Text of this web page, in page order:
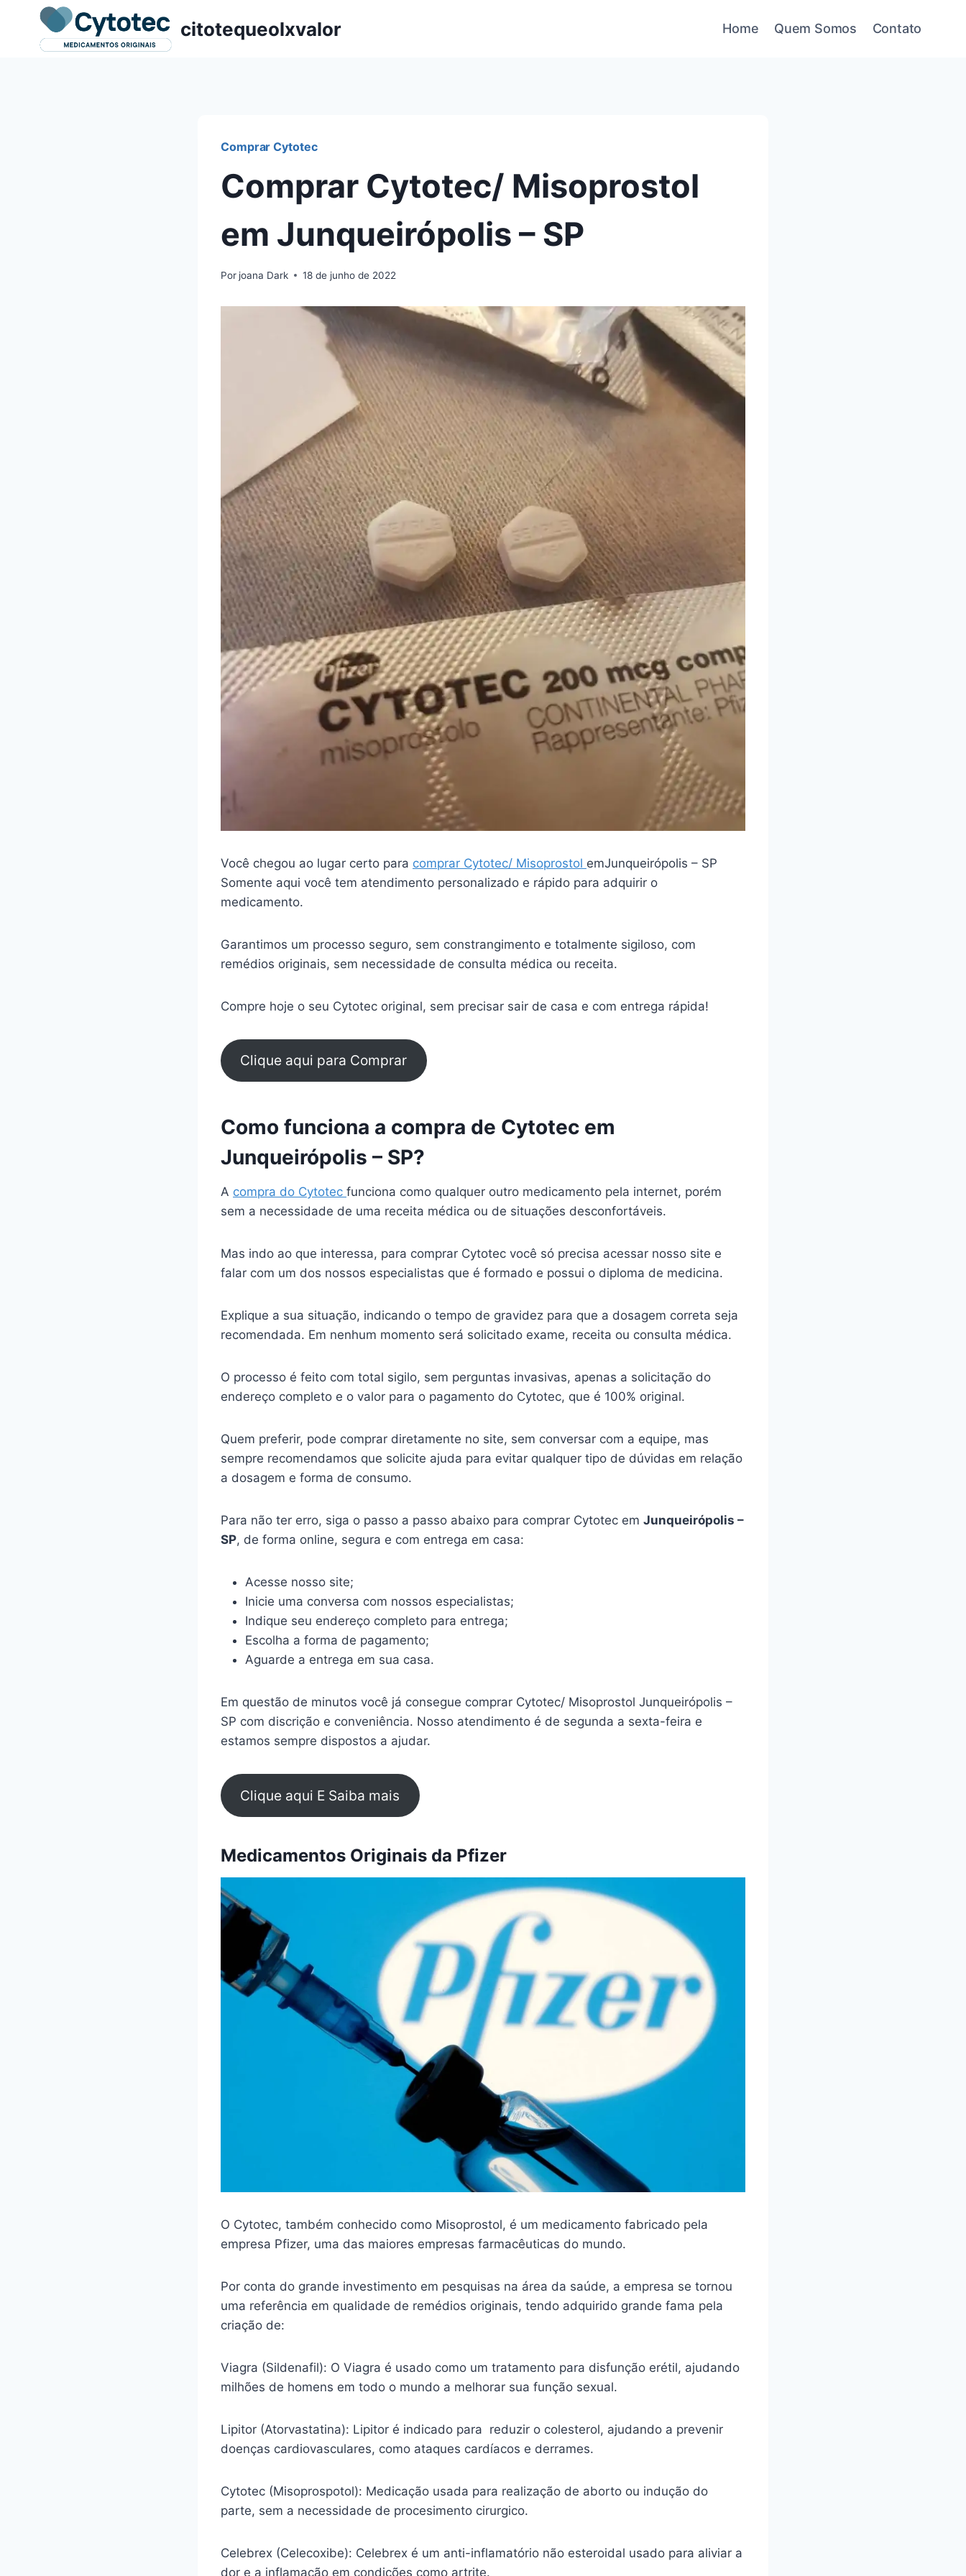
citotequeolxvalor Home Quem Somos Contato
Comprar Cytotec
Comprar Cytotec/ Misoprostol
em Junqueirópolis – SP
Por joana Dark 18 de junho de 2022
Você chegou ao lugar certo para comprar Cytotec/ Misoprostol emJunqueirópolis – SP
Somente aqui você tem atendimento personalizado e rápido para adquirir o
medicamento.
Garantimos um processo seguro, sem constrangimento e totalmente sigiloso, com
remédios originais, sem necessidade de consulta médica ou receita.
Compre hoje o seu Cytotec original, sem precisar sair de casa e com entrega rápida!
Clique aqui para Comprar
Como funciona a compra de Cytotec em
Junqueirópolis – SP?
A compra do Cytotec funciona como qualquer outro medicamento pela internet, porém
sem a necessidade de uma receita médica ou de situações desconfortáveis.
Mas indo ao que interessa, para comprar Cytotec você só precisa acessar nosso site e
falar com um dos nossos especialistas que é formado e possui o diploma de medicina.
Explique a sua situação, indicando o tempo de gravidez para que a dosagem correta seja
recomendada. Em nenhum momento será solicitado exame, receita ou consulta médica.
O processo é feito com total sigilo, sem perguntas invasivas, apenas a solicitação do
endereço completo e o valor para o pagamento do Cytotec, que é 100% original.
Quem preferir, pode comprar diretamente no site, sem conversar com a equipe, mas
sempre recomendamos que solicite ajuda para evitar qualquer tipo de dúvidas em relação
a dosagem e forma de consumo.
Para não ter erro, siga o passo a passo abaixo para comprar Cytotec em Junqueirópolis –
SP, de forma online, segura e com entrega em casa:
Acesse nosso site;
Inicie uma conversa com nossos especialistas;
Indique seu endereço completo para entrega;
Escolha a forma de pagamento;
Aguarde a entrega em sua casa.
Em questão de minutos você já consegue comprar Cytotec/ Misoprostol Junqueirópolis –
SP com discrição e conveniência. Nosso atendimento é de segunda a sexta-feira e
estamos sempre dispostos a ajudar.
Clique aqui E Saiba mais
Medicamentos Originais da Pfizer
O Cytotec, também conhecido como Misoprostol, é um medicamento fabricado pela
empresa Pfizer, uma das maiores empresas farmacêuticas do mundo.
Por conta do grande investimento em pesquisas na área da saúde, a empresa se tornou
uma referência em qualidade de remédios originais, tendo adquirido grande fama pela
criação de:
Viagra (Sildenafil): O Viagra é usado como um tratamento para disfunção erétil, ajudando
milhões de homens em todo o mundo a melhorar sua função sexual.
Lipitor (Atorvastatina): Lipitor é indicado para reduzir o colesterol, ajudando a prevenir
doenças cardiovasculares, como ataques cardíacos e derrames.
Cytotec (Misoprospotol): Medicação usada para realização de aborto ou indução do
parte, sem a necessidade de procesimento cirurgico.
Celebrex (Celecoxibe): Celebrex é um anti-inflamatório não esteroidal usado para aliviar a
dor e a inflamação em condições como artrite.